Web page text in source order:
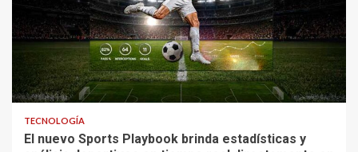
TECNOLOGÍA
El nuevo Sports Playbook brinda estadísticas y